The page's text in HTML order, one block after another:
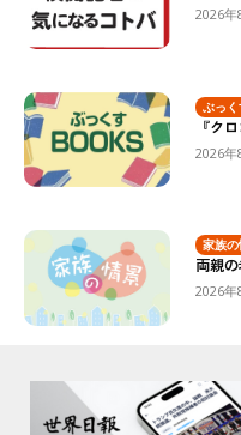
2026年
ぶっく
『ク
2026年
家族
両親
2026年